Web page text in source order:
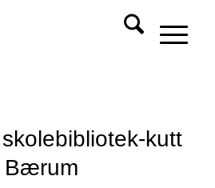
kutt
Bærum